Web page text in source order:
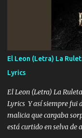
que estar alegres doy
Música Si es que salta
ahí está el Hombre
cualquier problema no
FALTA UN HERMANO
HOMBRE VALIENTE
VIO POR LA FAMILIA
los HERMANOS un
El Leon (Letra) La
Lyrics
El Leon (Letra) La
Lyrics Y así siempre fui
malicia que cargaba
está curtido en selva de